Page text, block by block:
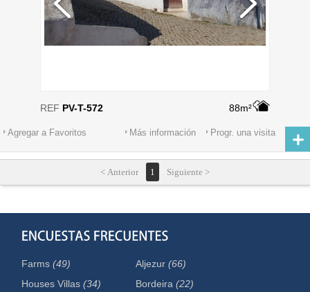
88m²
REF PV-T-572
Agregar a Favoritos Progr. una visita
Más información
< Anterior 1 Siguiente >
Farms(49)
Houses Villas(34)
Aljezur(66)
Bordeira(22)